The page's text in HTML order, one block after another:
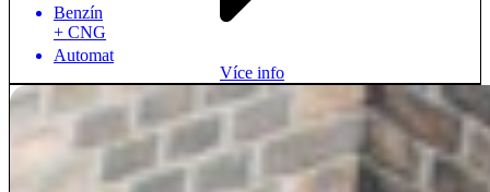
Benzín
+ CNG
Automat
Více info